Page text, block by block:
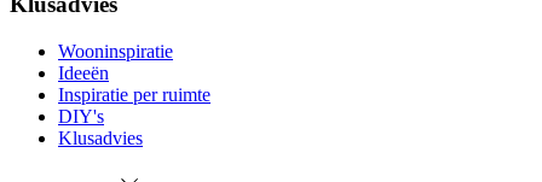
Wooninspiratie
Ideeën
Inspiratie per ruimte
DIY's
Klusadvies